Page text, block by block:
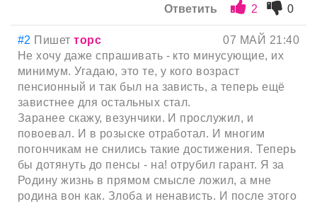
Ответить 2 0
#2 Пишетторс
07 МАЙ 21:40
Не хочу даже спрашивать - кто минусующие, их
минимум. Угадаю, это те, у кого возраст
пенсионный и так был на зависть, а теперь ещё
завистнее для остальных стал.
Заранее скажу, везунчики. И прослужил, и
повоевал. И в розыске отработал. И многим
погончикам не снились такие достижения. Теперь
бы дотянуть до пенсы - на! отрубил гарант. Я за
Родину жизнь в прямом смысле ложил, а мне
родина вон как. Злоба и ненависть. И после этого